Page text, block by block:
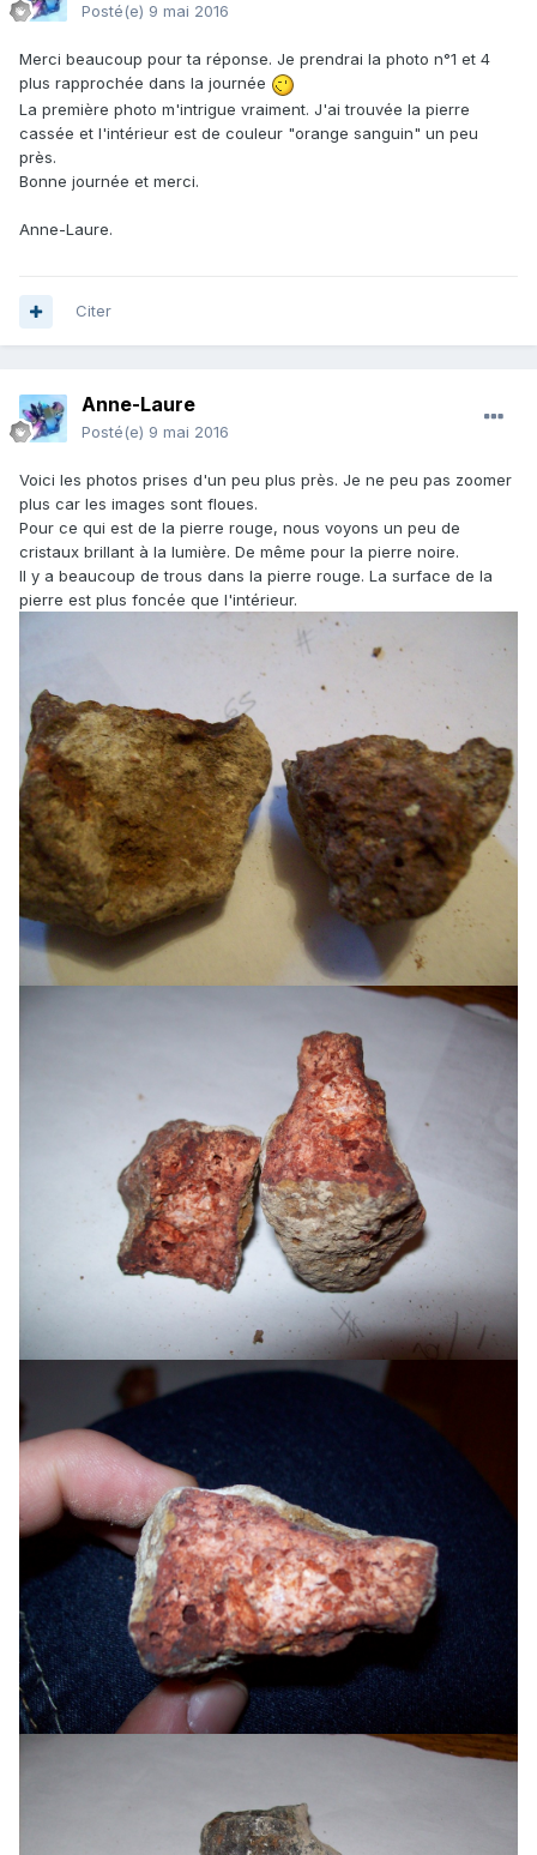
Posté(e) 9 mai 2016
Merci beaucoup pour ta réponse. Je prendrai la photo n°1 et 4
plus rapprochée dans la journée
La première photo m'intrigue vraiment. J'ai trouvée la pierre
cassée et l'intérieur est de couleur "orange sanguin" un peu
près.
Bonne journée et merci.
Anne-Laure.
Citer
Anne-Laure
Posté(e) 9 mai 2016
Voici les photos prises d'un peu plus près. Je ne peu pas zoomer
plus car les images sont floues.
Pour ce qui est de la pierre rouge, nous voyons un peu de
cristaux brillant à la lumière. De même pour la pierre noire.
Il y a beaucoup de trous dans la pierre rouge. La surface de la
pierre est plus foncée que l'intérieur.